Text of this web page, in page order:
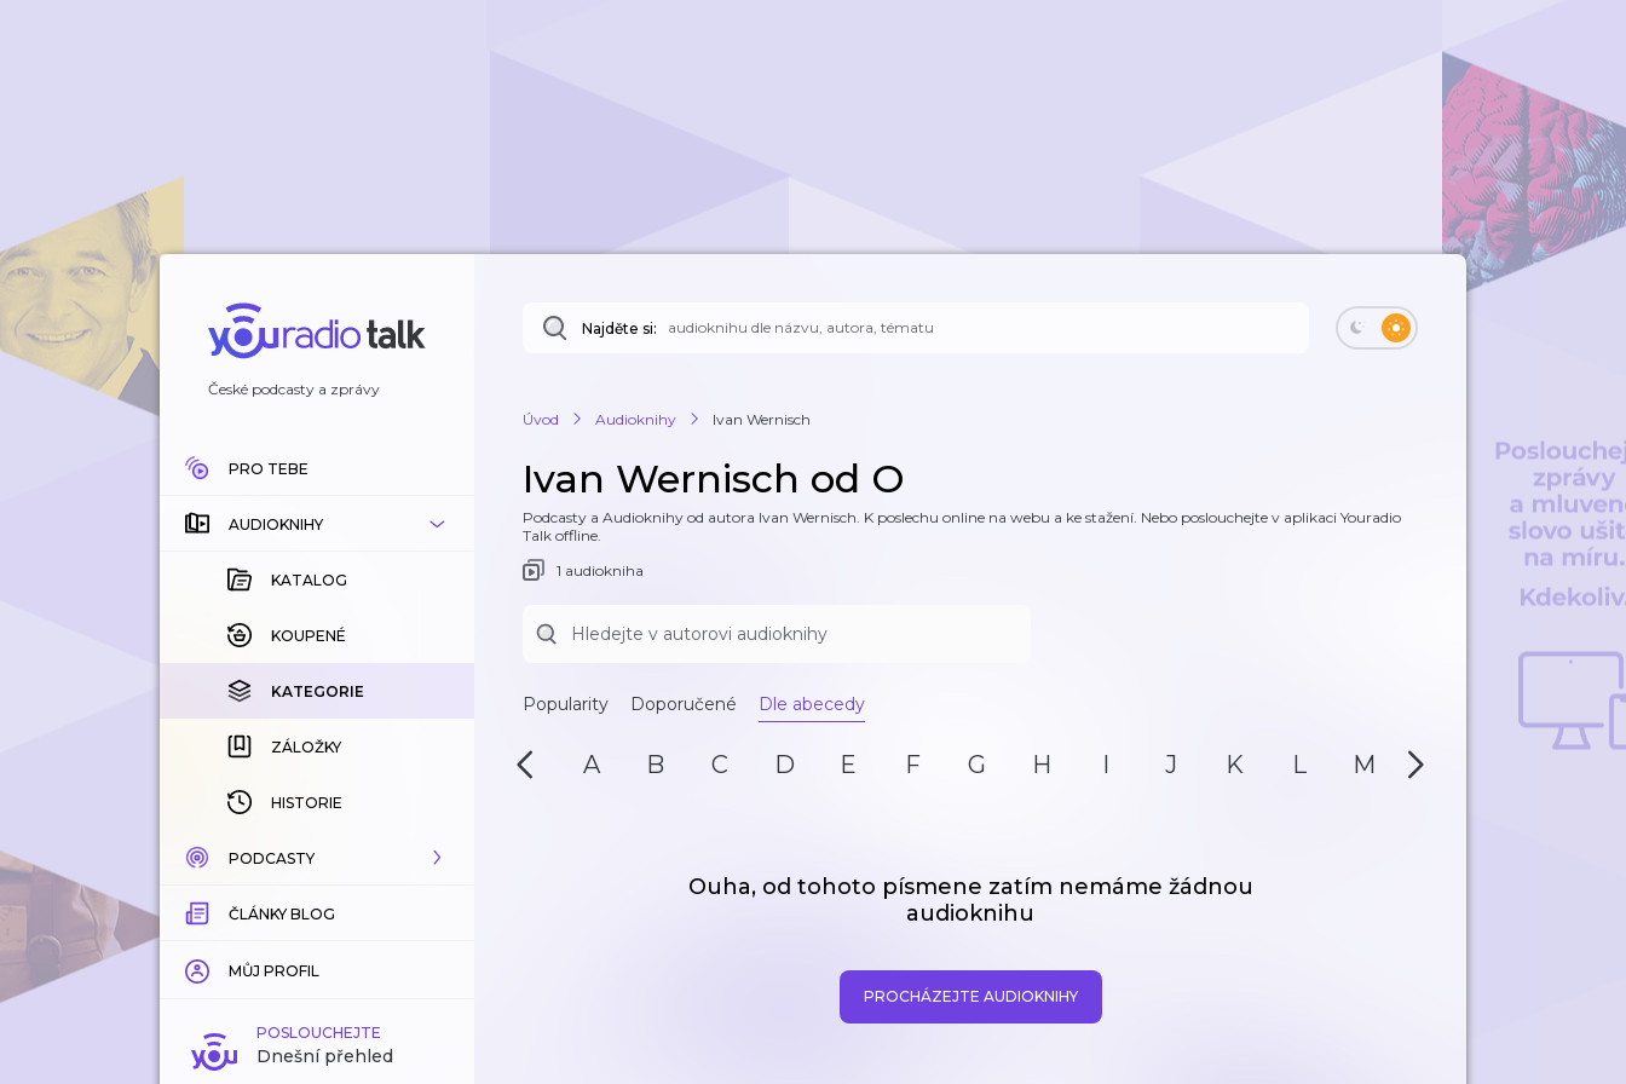
České podcasty a zprávy
PRO TEBE
AUDIOKNIHY
KATALOG
KOUPENÉ
KATEGORIE
ZÁLOŽKY
HISTORIE
PODCASTY
KATALOG
KATEGORIE
ZÁLOŽKY
ČLÁNKY BLOG
MŮJ PROFIL
POSLOUCHEJTE
Dnešní přehled
Najděte si:
Úvod Audioknihy Ivan Wernisch
Ivan Wernisch od O
Podcasty a Audioknihy od autora Ivan Wernisch. K poslechu online na webu a ke stažení. Nebo poslouchejte v aplikaci Youradio
Talk offline.
1 audiokniha
Popularity Doporučené Dle abecedy
A B C D E F G H I J K L M N
Ouha, od tohoto písmene zatím nemáme žádnou
audioknihu
PROCHÁZEJTE AUDIOKNIHY